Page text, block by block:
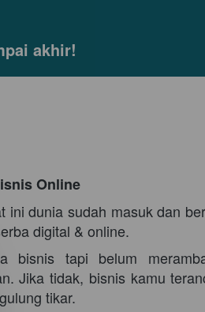
akhir!
Online
ini dunia sudah masuk dan
digital & online.
bisnis tapi belum
Jika tidak, bisnis kamu
tikar.